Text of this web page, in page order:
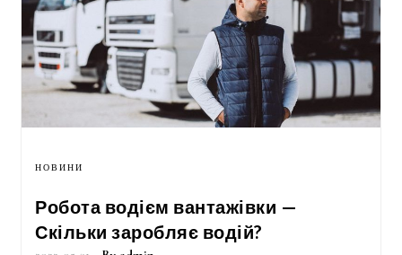
НОВИНИ
Робота водієм вантажівки —
Скільки заробляє водій?